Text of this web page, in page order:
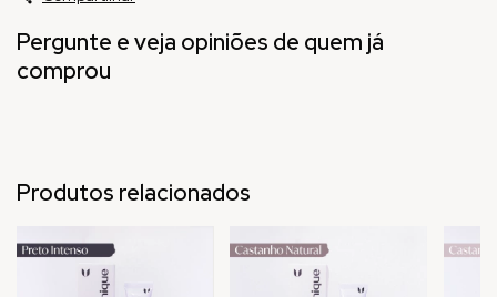
Pergunte e veja opiniões de quem já
comprou
Produtos relacionados